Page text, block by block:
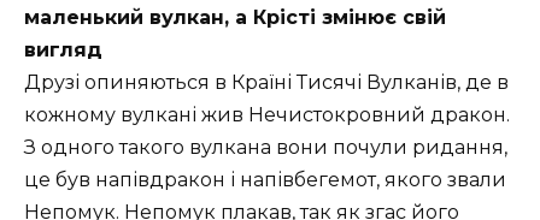
маленький вулкан, а Крісті змінює свій
вигляд
Друзі опиняються в Країні Тисячі Вулканів, де в
кожному вулкані жив Нечистокровний дракон.
З одного такого вулкана вони почули ридання,
це був напівдракон і напівбегемот, якого звали
Непомук. Непомук плакав, так як згас його